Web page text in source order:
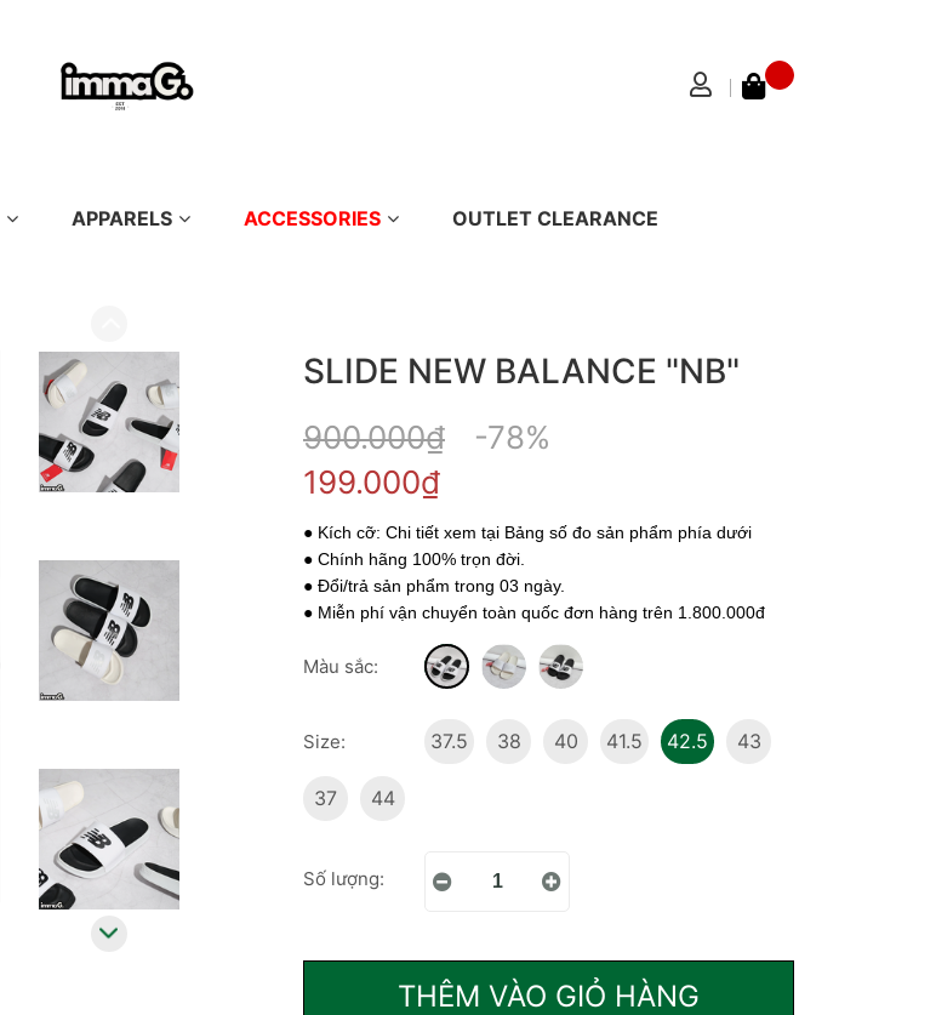
APPARELS ACCESSORIES OUTLET CLEARANCE
SLIDE NEW BALANCE "NB"
900.000₫
-78%
199.000₫
● Kích cỡ: Chi tiết xem tại Bảng số đo sản phẩm phía dưới
● Chính hãng 100% trọn đời.
● Đổi/trả sản phẩm trong 03 ngày.
● Miễn phí vận chuyển toàn quốc đơn hàng trên 1.800.000đ
Màu sắc:
Size: 37.5 38 40 41.5 42.5 43
37 44
Số lượng:
THÊM VÀO GIỎ HÀNG